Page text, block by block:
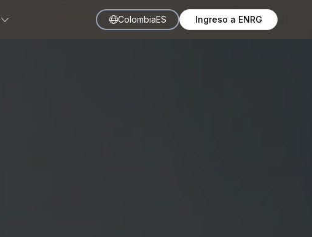
ColombiaES Ingreso a ENRG